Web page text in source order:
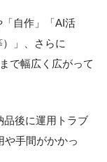
自作」「AI活
」、さらに
で幅広く広がって
品後に運用トラブ
や手間がかかっ